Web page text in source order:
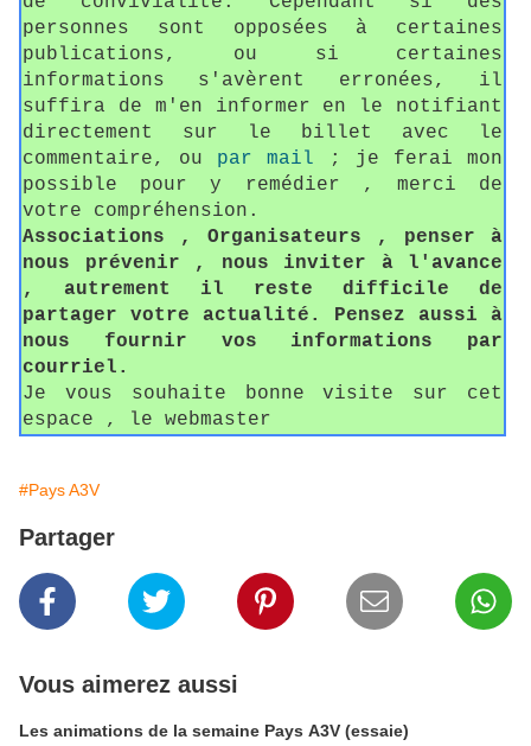
personnes sont opposées à certaines
publications, ou si certaines
informations s'avèrent erronées, il
suffira de m'en informer en le notifiant
directement sur le billet avec le
commentaire, ou par mail ; je ferai mon
possible pour y remédier , merci de
votre compréhension.
Associations , Organisateurs , penser à
nous prévenir , nous inviter à l'avance
, autrement il reste difficile de
partager votre actualité. Pensez aussi à
nous fournir vos informations par
courriel.
Je vous souhaite bonne visite sur cet
espace , le webmaster
#Pays A3V
Partager
Vous aimerez aussi
Les animations de la semaine Pays A3V (essaie)